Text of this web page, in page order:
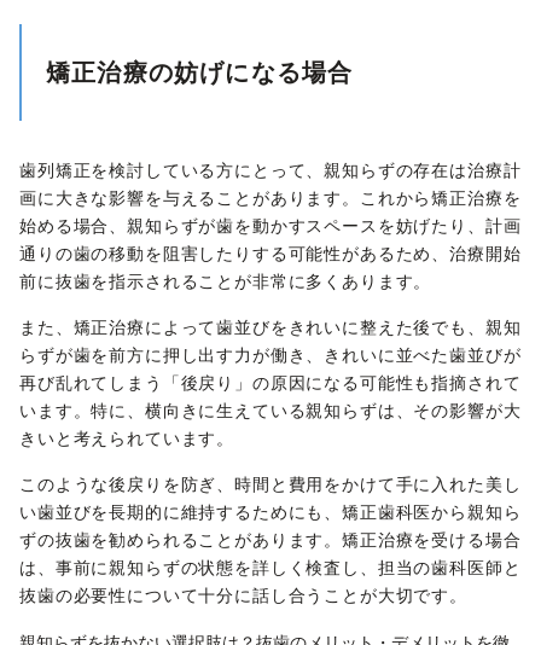
矯正治療の妨げになる場合
歯列矯正を検討している方にとって、親知らずの存在は治療計
画に大きな影響を与えることがあります。これから矯正治療を
始める場合、親知らずが歯を動かすスペースを妨げたり、計画
通りの歯の移動を阻害したりする可能性があるため、治療開始
前に抜歯を指示されることが非常に多くあります。
また、矯正治療によって歯並びをきれいに整えた後でも、親知
らずが歯を前方に押し出す力が働き、きれいに並べた歯並びが
再び乱れてしまう「後戻り」の原因になる可能性も指摘されて
います。特に、横向きに生えている親知らずは、その影響が大
きいと考えられています。
このような後戻りを防ぎ、時間と費用をかけて手に入れた美し
い歯並びを長期的に維持するためにも、矯正歯科医から親知ら
ずの抜歯を勧められることがあります。矯正治療を受ける場合
は、事前に親知らずの状態を詳しく検査し、担当の歯科医師と
抜歯の必要性について十分に話し合うことが大切です。